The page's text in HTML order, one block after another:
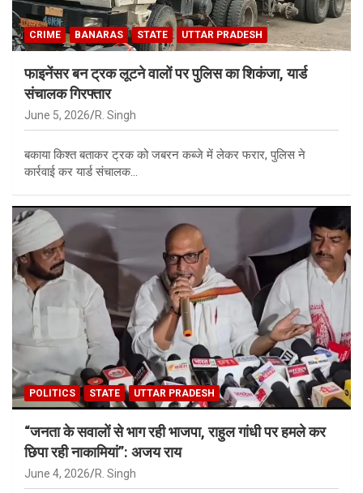
CRIME BANARAS STATE UTTAR PRADESH
फाइनेंसर बन ट्रक लूटने वालों पर पुलिस का शिकंजा, यार्ड
संचालक गिरफ्तार
June 5, 2026 R. Singh
बकाया किश्त बताकर ट्रक को जबरन कब्जे में लेकर फरार, पुलिस ने
कार्रवाई कर यार्ड संचालक…
POLITICS STATE UTTAR PRADESH
“जनता के सवालों से भाग रही भाजपा, राहुल गांधी पर हमले कर
छिपा रही नाकामियां”: अजय राय
June 4, 2026 R. Singh